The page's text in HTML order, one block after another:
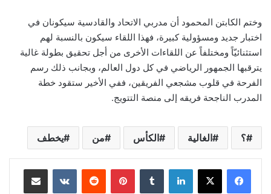
وختم الكابتن المحمود أن مدربي الاتحاد والقادسية سيكونان في
اختبار جديد ومسؤولية كبيرة، فهذا اللقاء سيكون بالنسبة لهم
استثنائيّاً ومختلفاً عن اللقاءات الأخرى من أجل تحقيق بطولة غالية
يترقبها الجمهور الرياضي في كل دول العالم، وبجانب ذلك رسم
الفرحة في قلوب مشجعي الفريقين، ففي الأخير ستقود خطة
المدرب الناجحة فريقه إلى منصة التتويج.
؟ الغالية الكأس من يخطف
لينكدإن بينتيريست